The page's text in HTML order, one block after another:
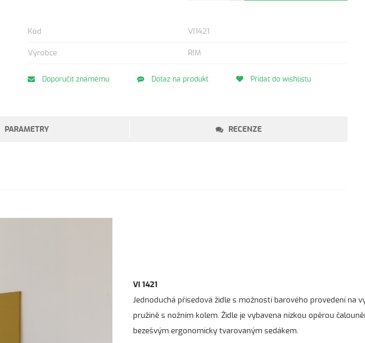
Kód VI1421
Výrobce RIM
Doporučit známému Dotaz na produkt Přidat do wishlistu
PARAMETRY RECENZE
VI 1421
Jednoduchá přísedová židle s možností barového provedení na
pružině s nožním kolem. Židle je vybavena nízkou opěrou
bezešvým ergonomicky tvarovaným sedákem.